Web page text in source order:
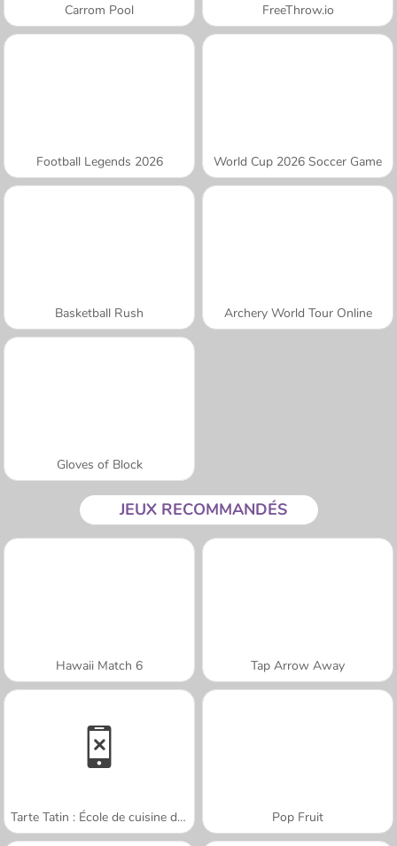
Carrom Pool FreeThrow.io
Football Legends 2026 World Cup 2026 Soccer Game
Basketball Rush Archery World Tour Online
Gloves of Block
JEUX RECOMMANDÉS
Hawaii Match 6 Tap Arrow Away
Tarte Tatin : École de cuisine de Sara Pop Fruit